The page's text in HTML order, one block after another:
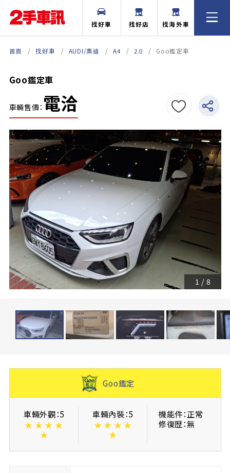
找好車 找好店 找海外車
首頁 找好車 AUDI/奧迪 A4 2.0 Goo鑑定車
Goo鑑定車
車輛售價： 電洽
1 / 8
Goo鑑定
車輛外觀：5
★ ★ ★ ★
★
車輛內裝：5
★ ★ ★ ★
★
機能件：正常
修復歴：無